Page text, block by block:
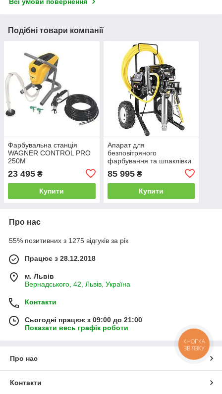
Всі умови повернення
Подібні товари компанії
Фарбувальна станція
WAGNER CONTROL PRO
250M
23 495 ₴
Купити
Апарат для
безповітряного
фарбування та шпаклівки
85 995₴
Купити
Про нас
55% позитивних з 1275 відгуків за рік
Працює з 28.12.2018
м. Львів
Вернадського, 42, Львів, Україна
Контакти
Сьогодні працює з 09:00 до 21:00
Показати весь графік роботи
Про нас
Контакти
КНОПКА
ЗВ'ЯЗКУ